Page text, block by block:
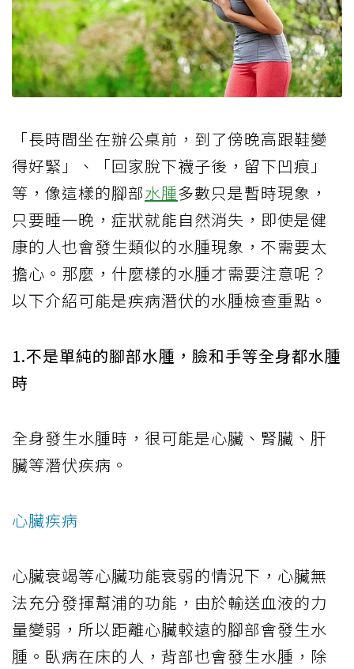
「長時間坐在辦公桌前，到了傍晚高跟鞋變
得好緊」、「回家脫下襪子後，留下凹痕」
等，像這樣的腳部水腫多數只是暫時現象，
只要睡一晚，症狀就能自然消失，即使是健
康的人也會發生類似的水腫現象，不需要太
擔心。那麼，什麼樣的水腫才需要注意呢？
以下介紹可能是疾病潛伏的水腫檢查重點。
1.不是單純的腳部水腫，臉和手等全身都水腫
時
全身發生水腫時，很可能是心臟、腎臟、肝
臟等潛伏疾病。
心臟疾病
心臟衰竭等心臟功能衰弱的情況下，心臟無
法充分發揮幫浦的功能，由於輸送血液的力
量變弱，所以距離心臟較遠的腳部會發生水
腫。臥病在床的人，背部也會發生水腫，除